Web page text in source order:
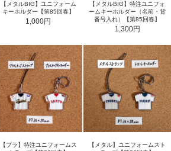
【メタルBIG】ユニフォーム
キーホルダー【第85回春】
1,000円
【メタルBIG】特注ユニフォ
ームキーホルダー（名前・背
番号入れ）【第85回春】
1,300円
【プラ】特注ユニフォームス
【メタル】ユニフォームスト